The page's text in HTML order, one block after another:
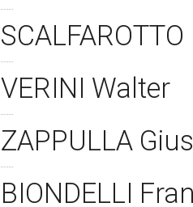
VERINI Walter
ZAPPULLA
BIONDELLI